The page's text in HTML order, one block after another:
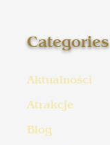
Categories
Aktualności
Atrakcje
Blog